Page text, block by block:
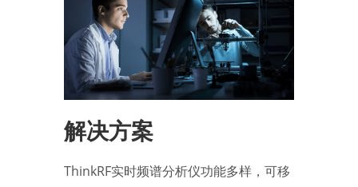
解决方案
ThinkRF实时频谱分析仪功能多样，可移